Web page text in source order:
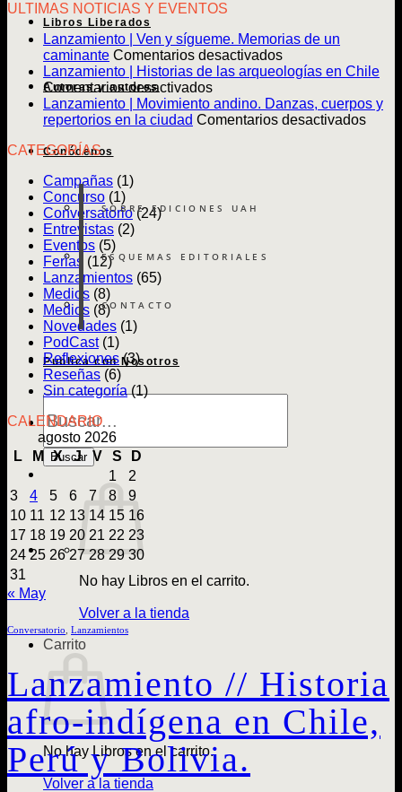
Libros Liberados
Autoras y autores
Conócenos
SOBRE EDICIONES UAH
ESQUEMAS EDITORIALES
CONTACTO
Publica con Nosotros
Búsqueda
de
Libros
Buscar
No hay Libros en el carrito.
Volver a la tienda
Carrito
No hay Libros en el carrito.
Volver a la tienda
ULTIMAS NOTICIAS Y EVENTOS
Lanzamiento | Ven y sígueme. Memorias de un
caminante Comentarios desactivadosen
Lanzamiento
Ven
y
Lanzamiento | Historias de las arqueologías en Chile
Comentarios desactivadosen
Lanzamiento
|
Chile
Lanzamiento | Movimiento andino. Danzas, cuerpos y
repertorios en la ciudad Comentarios desactivadosen
CATEGORÍAS
Campañas (1)
Concurso (1)
Conversatorio(24)
Entrevistas (2)
Eventos (5)
Ferias (12)
Lanzamientos (65)
Medios (8)
Medios (8)
Novedades (1)
PodCast(1)
Reflexiones(3)
Reseñas (6)
Sin categoría(1)
CALENDARIO
agosto 2026
L
M X J V S
D
1
2
3
4 5 6 7 8
9
10 11 12 13 14 15 16
17 18 19 20 21 22 23
24 25 26 27 28 29 30
31
« May
Conversatorio Lanzamientos
Lanzamiento // Historia
afro-indígena en Chile,
Perú y Bolivia.